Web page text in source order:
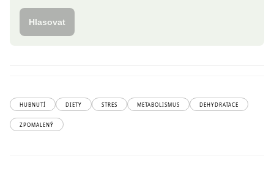
Hlasovat
HUBNUTÍ DIETY STRES METABOLISMUS DEHYDRATACE
ZPOMALENÝ